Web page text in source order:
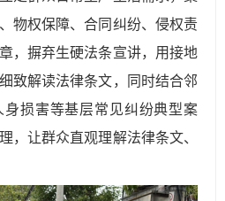
物权保障、合同纠纷、侵权责
，摒弃生硬法条宣讲，用接地
致解读法律条文，同时结合邻
身损害等基层常见纠纷典型案
，让群众直观理解法律条文、